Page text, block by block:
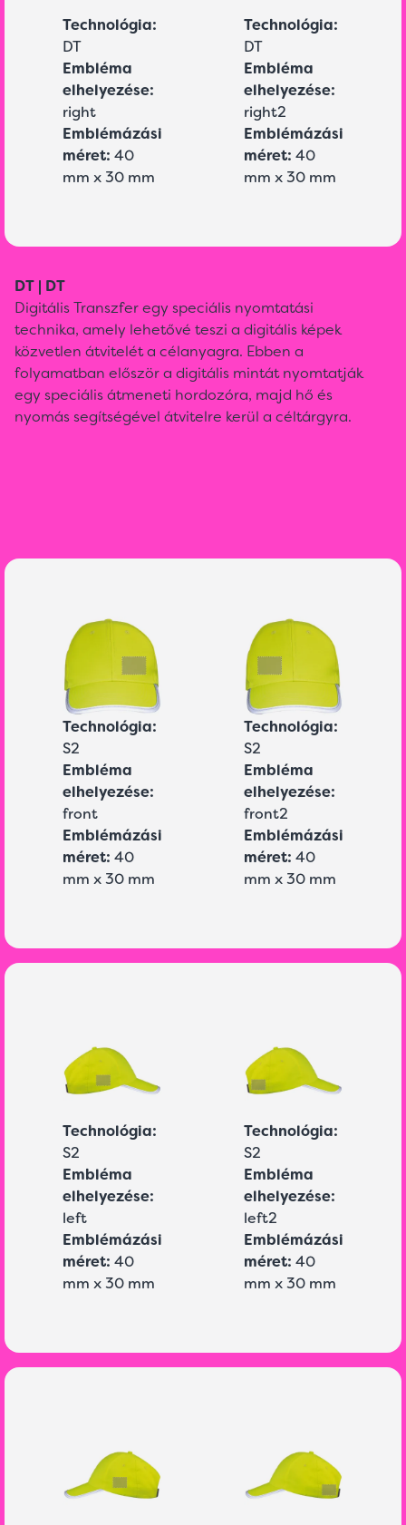
Technológia:
DT
Embléma
elhelyezése:
right
Emblémázási
méret: 40
mm x 30 mm
Technológia:
DT
Embléma
elhelyezése:
right2
Emblémázási
méret: 40
mm x 30 mm
DT | DT
Digitális Transzfer egy speciális nyomtatási
technika, amely lehetővé teszi a digitális képek
közvetlen átvitelét a célanyagra. Ebben a
folyamatban először a digitális mintát nyomtatják
egy speciális átmeneti hordozóra, majd hő és
nyomás segítségével átvitelre kerül a céltárgyra.
Technológia:
S2
Embléma
elhelyezése:
front
Emblémázási
méret: 40
mm x 30 mm
Technológia:
S2
Embléma
elhelyezése:
front2
Emblémázási
méret: 40
mm x 30 mm
Technológia:
S2
Embléma
elhelyezése:
left
Emblémázási
méret: 40
mm x 30 mm
Technológia:
S2
Embléma
elhelyezése:
left2
Emblémázási
méret: 40
mm x 30 mm